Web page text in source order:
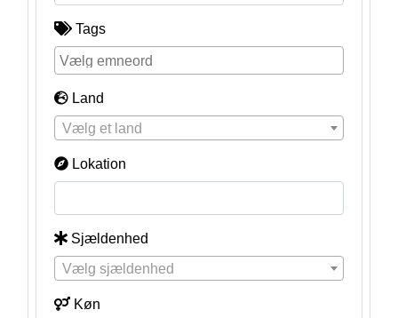
Tags
Land
Vælg et land
Lokation
Sjældenhed
Vælg sjældenhed
Køn